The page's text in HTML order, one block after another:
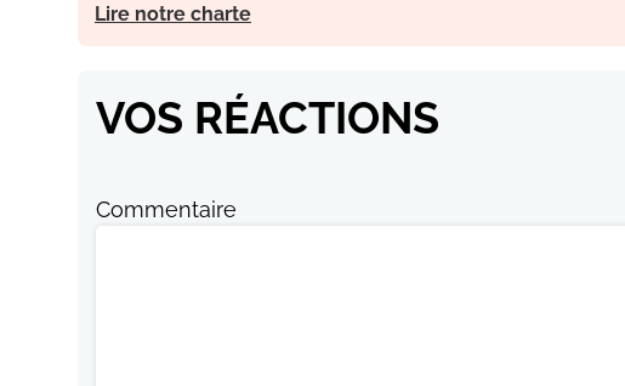
Lire notre charte
VOS RÉACTIONS
Commentaire